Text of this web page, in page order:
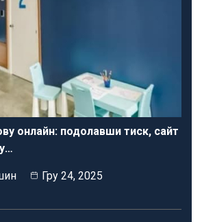
онлайн: подолавши тиск, сайт
Гру 24, 2025